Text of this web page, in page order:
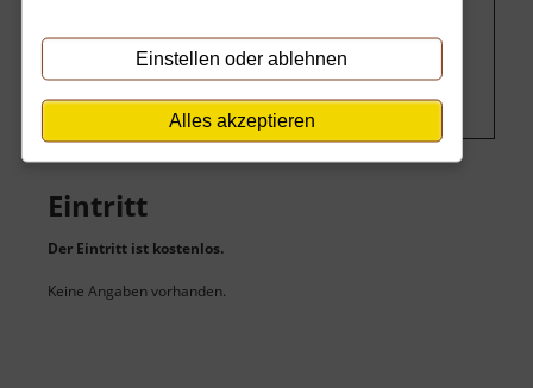
Einstellen oder ablehnen
Alles akzeptieren
hier Werbung eingeblendet.
Einstellungen ändern.
Eintritt
Der Eintritt ist kostenlos.
Keine Angaben vorhanden.